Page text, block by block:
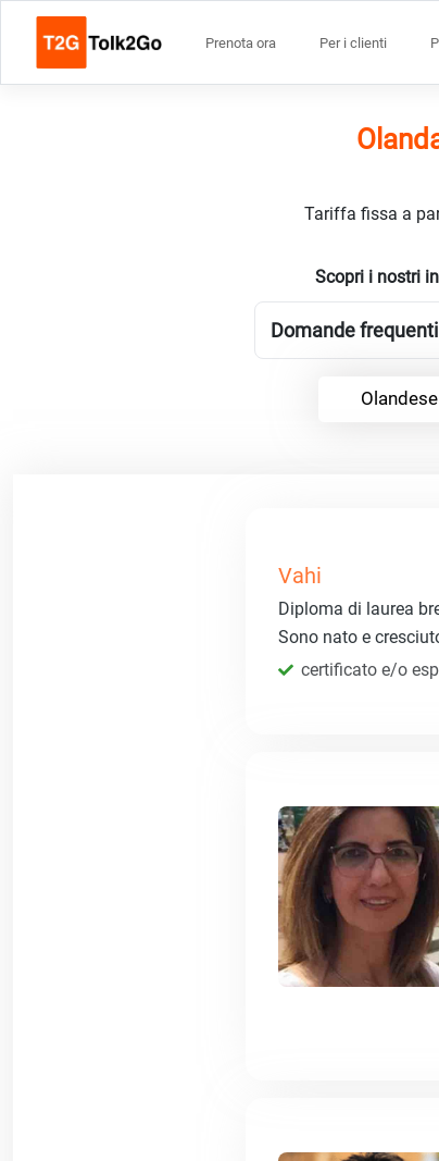
Prenota ora Per i clienti
Tariffa fissa a
Scopri i nostri
Domande
Vahi
Diploma di laurea
Sono nato e
certificato e/o